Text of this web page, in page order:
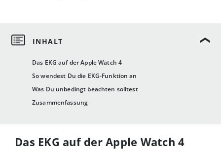
Das EKG auf der Apple Watch 4
So wendest Du die EKG-Funktion an
Was Du unbedingt beachten solltest
Zusammenfassung
Das EKG auf der Apple Watch 4